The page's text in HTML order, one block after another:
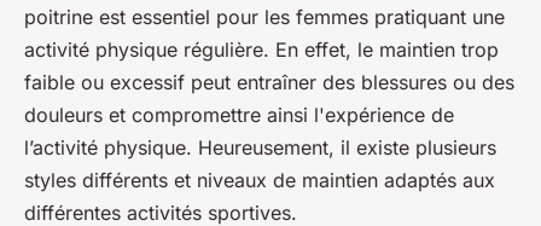
poitrine est essentiel pour les femmes pratiquant une
activité physique régulière. En effet, le maintien trop
faible ou excessif peut entraîner des blessures ou des
douleurs et compromettre ainsi l'expérience de
l’activité physique. Heureusement, il existe plusieurs
styles différents et niveaux de maintien adaptés aux
différentes activités sportives.